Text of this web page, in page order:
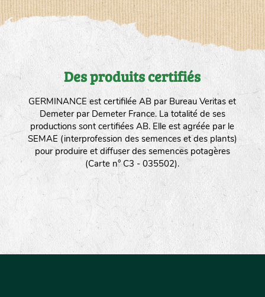
Des produits certifiés
GERMINANCE est certifilée AB par Bureau Veritas et
Demeter par Demeter France. La totalité de ses
productions sont certifiées AB. Elle est agréée par le
SEMAE (interprofession des semences et des plants)
pour produire et diffuser des semences potagères
(Carte n° C3 - 035502).